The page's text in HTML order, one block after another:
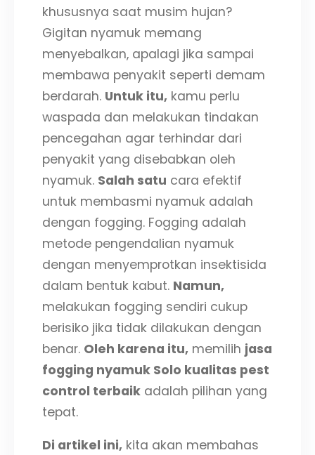
khususnya saat musim hujan?
Gigitan nyamuk memang
menyebalkan, apalagi jika sampai
membawa penyakit seperti demam
berdarah. Untuk itu, kamu perlu
waspada dan melakukan tindakan
pencegahan agar terhindar dari
penyakit yang disebabkan oleh
nyamuk. Salah satu cara efektif
untuk membasmi nyamuk adalah
dengan fogging. Fogging adalah
metode pengendalian nyamuk
dengan menyemprotkan insektisida
dalam bentuk kabut. Namun,
melakukan fogging sendiri cukup
berisiko jika tidak dilakukan dengan
benar. Oleh karena itu, memilih jasa
fogging nyamuk Solo kualitas pest
control terbaik adalah pilihan yang
tepat.
Di artikel ini, kita akan membahas